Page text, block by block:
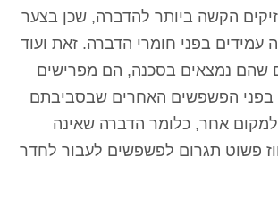
הקשה ביותר להדברה, שכן בצער
עמידים בפני חומרי הדברה. זאת ועוד
שהם נמצאים בסכנה, הם מפרישים
בפני הפשפשים האחרים שבסביבתם
אחר, כלומר הדברה שאינה
פשוט תגרום לפשפשים לעבור לחדר